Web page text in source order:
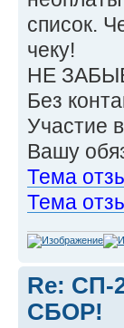
список.
чеку!
НЕ
Без
Участие
Вашу
Тема
Тема
Re:
СБОР!